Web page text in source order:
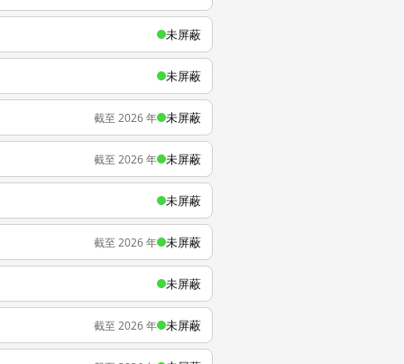
未屏蔽
未屏蔽
截至 2026 年 未屏蔽
截至 2026 年 未屏蔽
未屏蔽
截至 2026 年 未屏蔽
未屏蔽
截至 2026 年 未屏蔽